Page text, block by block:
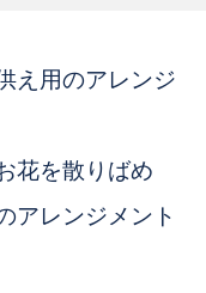
え用のアレンジ
花を散りばめ
アレンジメント